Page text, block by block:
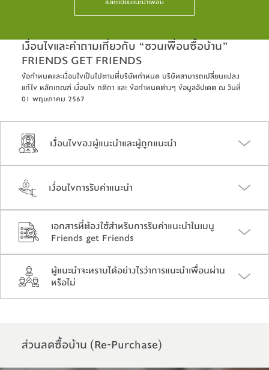
ลงทะเบียนแนะนำเพื่อน
เงื่อนไขและคำถามเกี่ยวกับ “ชวนเพื่อนซื้อบ้าน”
FRIENDS GET FRIENDS
ข้อกำหนดและเงื่อนไขเป็นไปตามที่บริษัทกำหนด บริษัทสามารถเปลี่ยนแปลง
แก้ไข หลักเกณฑ์ เงื่อนไข กติกา และ ข้อกำหนดต่างๆ ข้อมูลอัปเดต ณ วันที่
01 พฤษภาคม 2567​
เงื่อนไขของผู้แนะนำและผู้ถูกแนะนำ
เงื่อนไขการรับค่าแนะนำ
เอกสารที่ต้องใช้สำหรับการรับค่าแนะนำในเมนู
Friends get Friends
ผู้แนะนำจะทราบได้อย่างไรว่าการแนะนำเพื่อนผ่าน
หรือไม่
ส่วนลดซื้อบ้าน (Re-Purchase)